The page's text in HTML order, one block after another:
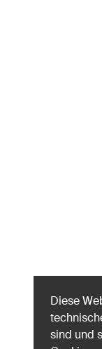
Diese
sind und